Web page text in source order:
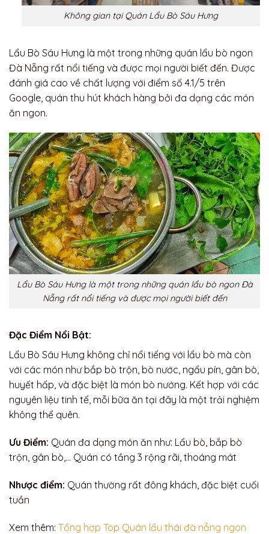
Không gian tại Quán Lẩu Bò Sáu Hưng
Lẩu Bò Sáu Hưng là một trong những quán lẩu bò ngon
Đà Nẵng rất nổi tiếng và được mọi người biết đến. Được
đánh giá cao về chất lượng với điểm số 4.1/5 trên
Google, quán thu hút khách hàng bởi đa dạng các món
ăn ngon.
Lẩu Bò Sáu Hưng là một trong những quán lẩu bò ngon Đà
Nẵng rất nổi tiếng và được mọi người biết đến
Đặc Điểm Nổi Bật:
Lẩu Bò Sáu Hưng không chỉ nổi tiếng với lẩu bò mà còn
với các món như bắp bò trộn, bò nước, ngẩu pín, gân bò,
huyết hấp, và đặc biệt là món bò nướng. Kết hợp với các
nguyên liệu tinh tế, mỗi bữa ăn tại đây là một trải nghiệm
không thể quên.
Ưu Điểm: Quán đa dạng món ăn như: Lẩu bò, bắp bò
trộn, gân bò,… Quán có tầng 3 rộng rãi, thoáng mát
Nhược điểm: Quán thường rất đông khách, đặc biệt cuối
tuần
Xem thêm: Tổng hợp Top Quán lẩu thái đà nẵng ngon